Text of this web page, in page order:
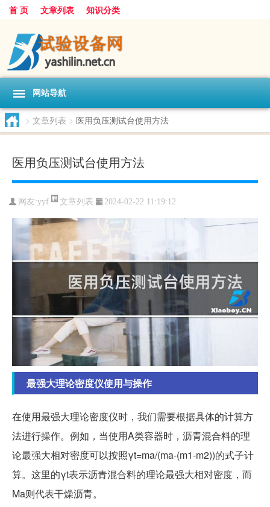
首 页 文章列表 知识分类
网站导航
> 文章列表 > 医用负压测试台使用方法
医用负压测试台使用方法
网友:yyf 文章列表 2024-02-22 11:19:12
最强大理论密度仪使用与操作
在使用最强大理论密度仪时，我们需要根据具体的计算方
法进行操作。例如，当使用A类容器时，沥青混合料的理
论最强大相对密度可以按照γt=ma/(ma-(m1-m2))的式子计
算。这里的γt表示沥青混合料的理论最强大相对密度，而
Ma则代表干燥沥青。